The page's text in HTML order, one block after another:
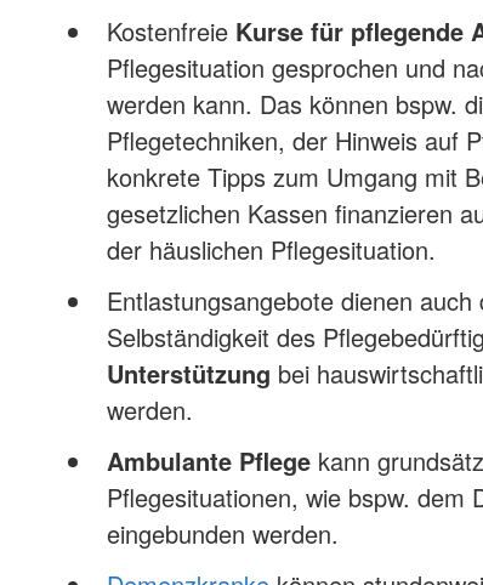
Kostenfreie Kurse für pflegende
Pflegesituation gesprochen und
werden kann. Das können bspw.
Pflegetechniken, der Hinweis auf
konkrete Tipps zum Umgang mit
gesetzlichen Kassen finanzieren
der häuslichen Pflegesituation.
Entlastungsangebote dienen
Selbständigkeit des
Unterstützung bei
werden.
Ambulante Pflege kann
Pflegesituationen, wie bspw. dem
eingebunden werden.